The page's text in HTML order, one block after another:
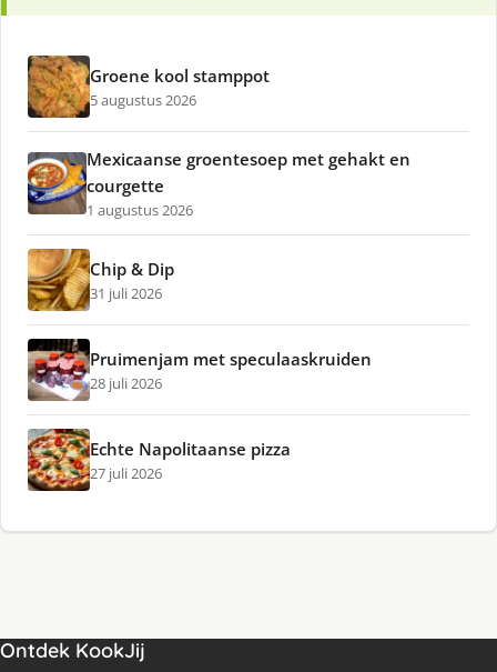
Groene kool stamppot
5 augustus 2026
Mexicaanse groentesoep met gehakt en
courgette
1 augustus 2026
Chip & Dip
31 juli 2026
Pruimenjam met speculaaskruiden
28 juli 2026
Echte Napolitaanse pizza
27 juli 2026
Ontdek KookJij